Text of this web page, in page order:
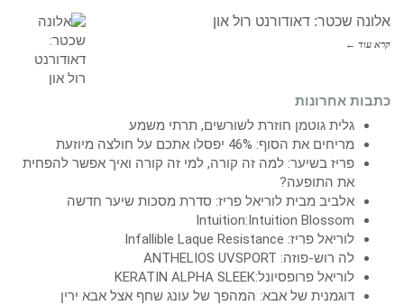
אלונה שכטר: דאודורנט רול און
קרא עוד ←
כתבות אחרונות
גלית גוטמן חוזרת לשורשים, תרתי משמע
מריחים את הסוף: 46% יפסלו אתכם על חולצה מיוזעת
פריז בשיער: למה זה קורה, למי זה קורה ואיך אפשר להפחית
את התופעה?
אלביב מבית לוריאל פריז: סדרת מסכות שיער חדשה
Intuition:Intuition Blossom
לוריאל פריז: Infallible Laque Resistance
לה רוש-פוזה: ANTHELIOS UVSPORT
לוריאל פרופסיונל:KERATIN ALPHA SLEEK
דוגמנית של אבא: המהפך של עונג שחף אצל אבא ירין